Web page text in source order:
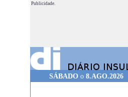
Publicidade.
SÁBADO o 8.AGO.2026